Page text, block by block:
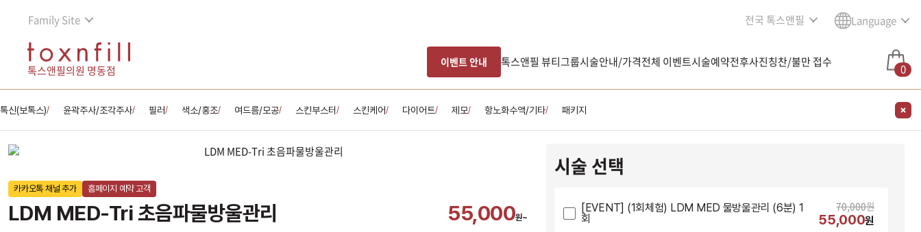
Family Site 전국 톡스앤필 Language
톡스앤필의원 명동점
이벤트 안내 톡스앤필 뷰티그룹시술안내/가격전체 이벤트시술예약전후사진칭찬/불만 접수 0
톡신(보톡스)/ 윤곽주사/조각주사/ 필러/ 색소/홍조/ 여드름/모공/ 스킨부스터/ 스킨케어/ 다이어트/ 제모/ 항노화수액/기타/ 패키지
카카오톡 채널 추가 홈페이지 예약 고객
LDM MED-Tri 초음파물방울관리 55,000원~
시술 선택
[EVENT] (1회체험) LDM MED 물방울관리 (6분) 1
회
70,000원
55,000원